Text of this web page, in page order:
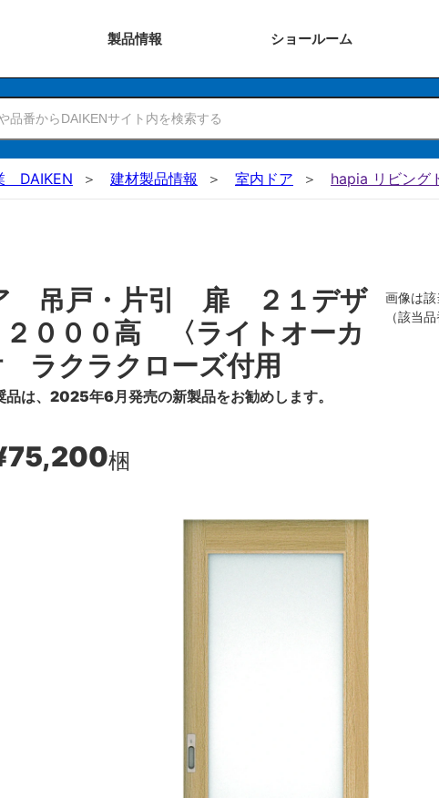
製品情報 ショールーム
DAIKEN 建材製品情報 室内ドア hapia リビング
吊戸・片引 扉 ２１デザ
０００高 〈ライトオーカ
クラクローズ付用
品は、2025年6月発売の新製品をお勧めします。
梱
画像は該
（該当